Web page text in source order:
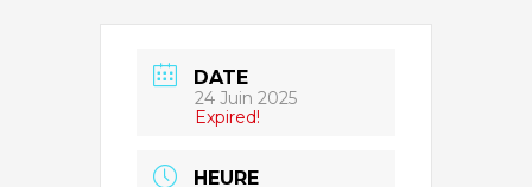
DATE
24 Juin 2025
Expired!
HEURE